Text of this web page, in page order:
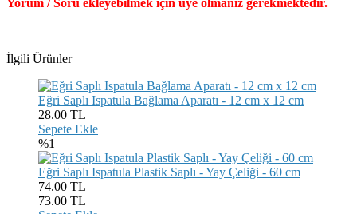
Yorum / Soru ekleyebilmek için üye olmanız gerekmektedir.
İlgili Ürünler
Eğri Saplı Ispatula Bağlama Aparatı - 12 cm x 12 cm
28.00 TL
Sepete Ekle
%1
Eğri Saplı Ispatula Plastik Saplı - Yay Çeliği - 60 cm
74.00 TL
73.00 TL